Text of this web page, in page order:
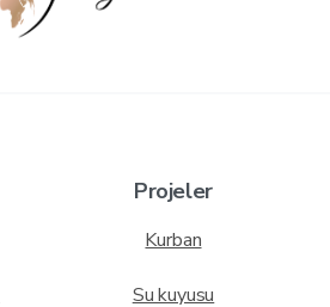
Projeler
Kurban
Su kuyusu